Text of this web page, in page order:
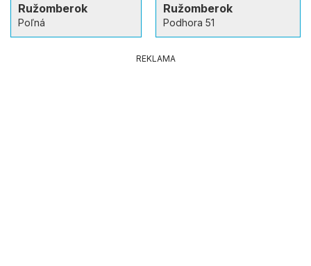
Ružomberok
Poľná
Ružomberok
Podhora 51
REKLAMA